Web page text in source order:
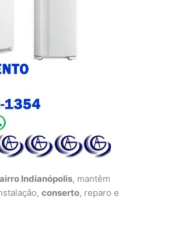
Indianópolis, mantêm
conserto, reparo e